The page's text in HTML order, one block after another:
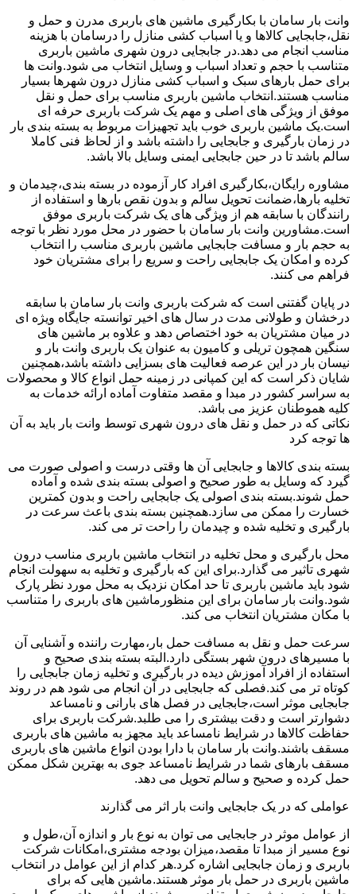
وانت بار سامان با بکارگیری ماشین های باربری مدرن و حمل و
نقل،جابجایی کالاها و یا اسباب کشی منازل را درسامان با هزینه
مناسب انجام می دهد.در جابجایی درون شهری ماشین باربری
متناسب با حجم و تعداد اسباب و وسایل انتخاب می شود.وانت ها
برای حمل بارهای سبک و اسباب کشی منازل درون شهرها بسیار
مناسب هستند.انتخاب ماشین باربری مناسب برای حمل و نقل
موفق از ویژگی های اصلی و مهم یک شرکت باربری حرفه ای
است.یک ماشین باربری خوب باید تجهیزات مربوط به بسته بندی بار
در زمان بارگیری و جابجایی را داشته باشد و از لحاظ فنی کاملا
سالم باشد تا در حین جابجایی ایمنی وسایل بالا باشد.
مشاوره رایگان،بکارگیری افراد کار آزموده در بسته بندی،چیدمان و
تخلیه بارها،ضمانت تحویل سالم و بدون نقص بارها و استفاده از
رانندگان با سابقه هم از ویژگی های یک شرکت باربری موفق
است.مشاورین وانت بار سامان با حضور در محل مورد نظر با توجه
به حجم بار و مسافت جابجایی ماشین باربری مناسب را انتخاب
کرده و امکان یک جابجایی راحت و سریع را برای مشتریان خود
فراهم می کنند.
در پایان گفتنی است که شرکت باربری وانت بار سامان با سابقه
درخشان و طولانی مدت در سال های اخیر توانسته جایگاه ویژه ای
در میان مشتریان به خود اختصاص دهد و علاوه بر ماشین های
سنگین همچون تریلی و کامیون به عنوان یک باربری وانت بار و
نیسان بار در این عرصه فعالیت های بسزایی داشته باشد،همچنین
شایان ذکر است که این کمپانی در زمینه حمل انواع کالا و محصولات
به سراسر کشور در مبدا و مقصد متفاوت آماده ارائه خدمات به
کلیه هموطنان عزیز می باشد.
نکاتی که در حمل و نقل های درون شهری توسط وانت بار باید به آن
ها توجه کرد
بسته بندی کالاها و جابجایی آن ها وقتی درست و اصولی صورت می
گیرد که وسایل به طور صحیح و اصولی بسته بندی شده و آماده
حمل شوند.بسته بندی اصولی یک جابجایی راحت و بدون کمترین
خسارت را ممکن می سازد.همچنین بسته بندی باعث سرعت در
بارگیری و تخلیه شده و چیدمان را راحت تر می کند.
محل بارگیری و محل تخلیه در انتخاب ماشین باربری مناسب درون
شهری تاثیر می گذارد.برای این که بارگیری و تخلیه به سهولت انجام
شود باید ماشین باربری تا حد امکان نزدیک به محل مورد نظر پارک
شود.وانت بار سامان برای این منظورماشین های باربری را متناسب
با مکان مشتریان انتخاب می کند.
سرعت حمل و نقل به مسافت حمل بار،مهارت راننده و آشنایی آن
با مسیرهای درون شهر بستگی دارد.البته بسته بندی صحیح و
استفاده از افراد آموزش دیده در بارگیری و تخلیه زمان جابجایی را
کوتاه تر می کند.فصلی که جابجایی در آن انجام می شود هم در روند
جابجایی موثر است،جابجایی در فصل های بارانی و نامساعد
دشوارتر است و دقت بیشتری را می طلبد.شرکت باربری برای
حفاظت کالاها در شرایط نامساعد باید مجهز به ماشین های باربری
مسقف باشند.وانت بار سامان با دارا بودن انواع ماشین های باربری
مسقف بارهای شما در شرایط نامساعد جوی به بهترین شکل ممکن
حمل کرده و صحیح و سالم تحویل می دهد.
عواملی که در یک جابجایی وانت بار اثر می گذارند
از عوامل موثر در جابجایی می توان به نوع بار و اندازه آن،طول و
نوع مسیر از مبدا تا مقصد،میزان بودجه مشتری،امکانات شرکت
باربری و زمان جابجایی اشاره کرد.هر کدام از این عوامل در انتخاب
ماشین باربری در حمل بار موثر هستند.ماشین هایی که برای